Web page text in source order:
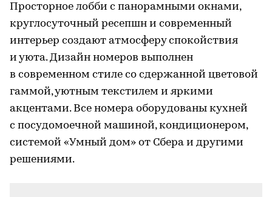
Просторное лобби с панорамными окнами,
круглосуточный ресепшн и современный
интерьер создают атмосферу спокойствия
и уюта. Дизайн номеров выполнен
в современном стиле со сдержанной цветовой
гаммой, уютным текстилем и яркими
акцентами. Все номера оборудованы кухней
с посудомоечной машиной, кондиционером,
системой «Умный дом» от Сбера и другими
решениями.